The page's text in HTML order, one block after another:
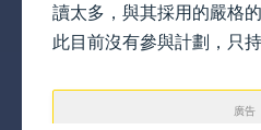
讀太多，與其採用的嚴格
此目前沒有參與計劃，只
廣告